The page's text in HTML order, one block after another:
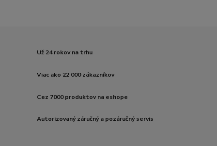
Už 24 rokov na trhu
Viac ako 22 000 zákazníkov
Cez 7000 produktov na eshope
Autorizovaný záručný a pozáručný servis